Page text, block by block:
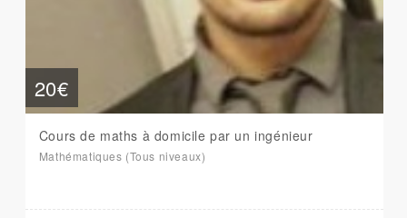
20€
Cours de maths à domicile par un ingénieur
Mathématiques (Tous niveaux)